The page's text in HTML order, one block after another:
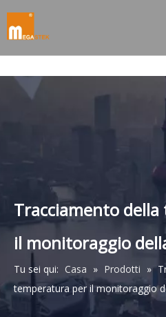
Tracciamento
il monitoraggio
Tu sei qui: Casa » Prodotti »
temperatura per il monitoraggio